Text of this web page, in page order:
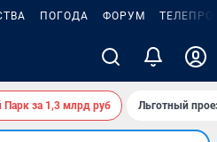
ПОГОДА ФОРУМ
за 1,3 млрд руб Льготный